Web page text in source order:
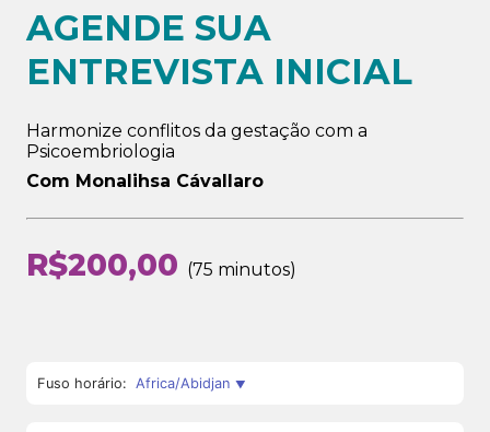
AGENDE SUA
ENTREVISTA INICIAL
Harmonize conflitos da gestação com a
Psicoembriologia
Com Monalihsa Cávallaro
R$200,00 75 minutos
Fuso horário: Africa/Abidjan